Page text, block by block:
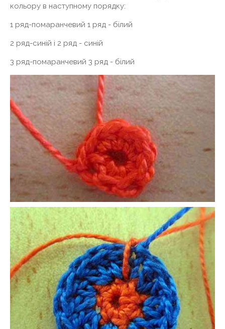
кольору в наступному порядку:
1 ряд-помаранчевий 1 ряд - білий
2 ряд-синій і 2 ряд - синій
3 ряд-помаранчевий 3 ряд - білий